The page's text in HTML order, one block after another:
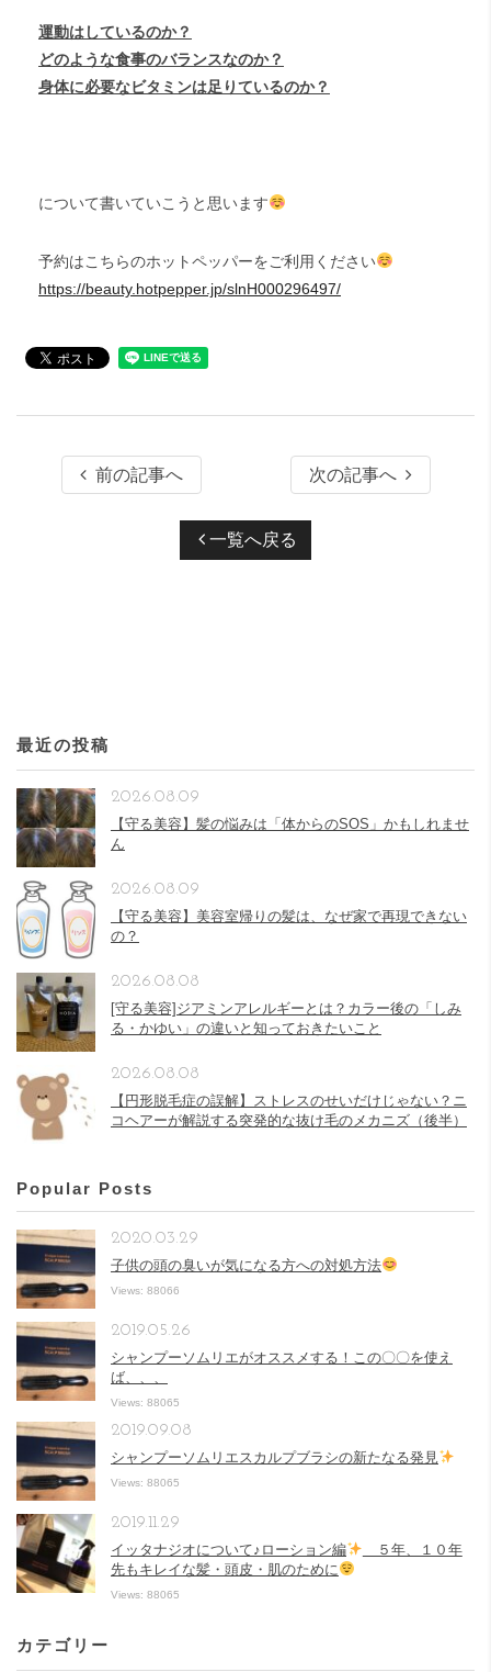
運動はしているのか？
どのような食事のバランスなのか？
身体に必要なビタミンは足りているのか？
について書いていこうと思います
予約はこちらのホットペッパーをご利用ください
https://beauty.hotpepper.jp/slnH000296497/
前の記事へ 次の記事へ
一覧へ戻る
最近の投稿
【守る美容】髪の悩みは「体からのSOS」かもしれませ
ん
2026.08.09
【守る美容】美容室帰りの髪は、なぜ家で再現できない
の？
2026.08.09
[守る美容]ジアミンアレルギーとは？カラー後の「しみ
る・かゆい」の違いと知っておきたいこと
2026.08.08
【円形脱毛症の誤解】ストレスのせいだけじゃない？ニ
コヘアーが解説する突発的な抜け毛のメカニズ（後半）
2026.08.08
Popular Posts
子供の頭の臭いが気になる方への対処方法
2020.03.29
Views: 88066
シャンプーソムリエがオススメする！この〇〇を使え
ば、、、
2019.05.26
Views: 88065
シャンプーソムリエスカルプブラシの新たなる発見
2019.09.08
Views: 88065
イッタナジオについて♪ローション編
５年、１０年
先もキレイな髪・頭皮・肌のために
2019.11.29
Views: 88065
カテゴリー